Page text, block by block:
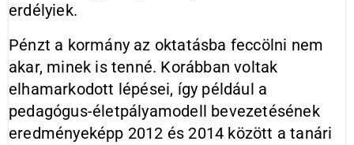
erdélyiek.
Pénzt a kormány az oktatásba feccölni nem
akar, minek is tenné. Korábban voltak
elhamarkodott lépései, így például a
pedagógus-életpályamodell bevezetésének
eredményeképp 2012 és 2014 között a tanári